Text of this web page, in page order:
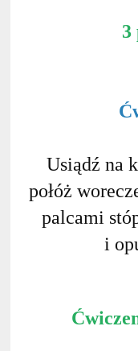
3
Usiądź na
połóż
palcami
i